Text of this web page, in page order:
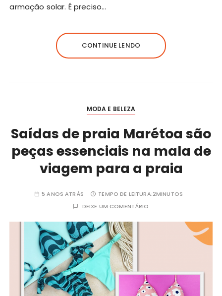
armação solar. É preciso…
CONTINUE LENDO
MODA E BELEZA
Saídas de praia Marétoa são
peças essenciais na mala de
viagem para a praia
5 ANOS ATRÁS TEMPO DE LEITURA:2MINUTOS
DEIXE UM COMENTÁRIO